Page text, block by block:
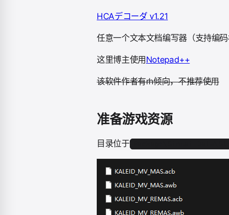
HCAデコーダ v1.21
任意一个文本文档编写器（支持编码
这里博主使用 Notepad++
该软件作者有rh倾向，不推荐使用
准备游戏资源
目录位于